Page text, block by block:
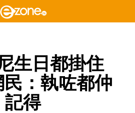
生日都掛住
：執咗都仲
記得